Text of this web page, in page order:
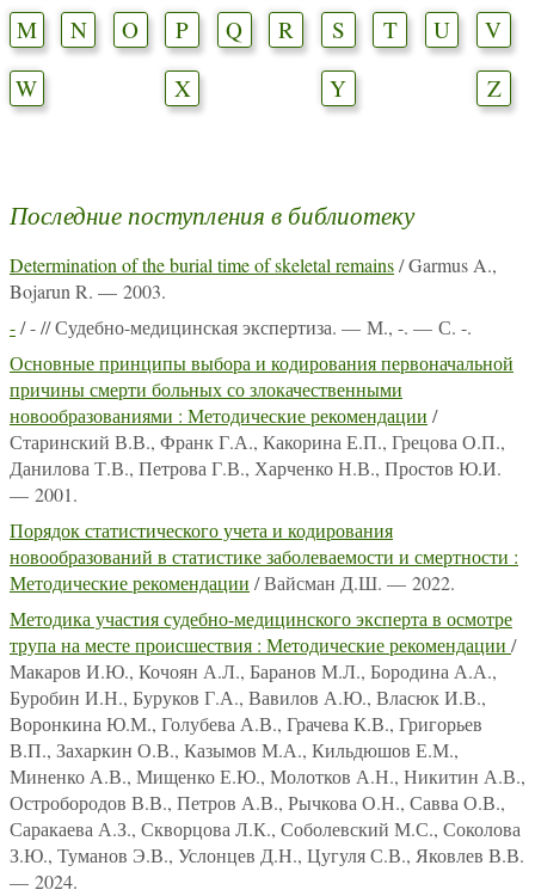
M
N O P Q R S T U
V
W
X Y Z
Последние поступления в библиотеку
Determination of the burial time of skeletal remains/ Garmus A.,
Bojarun R. — 2003.
-/ - // Судебно-медицинская экспертиза. — М., -. — С. -.
Основные принципы выбора и кодирования первоначальной
причины смерти больных со злокачественными
новообразованиями : Методические рекомендации /
Старинский В.В., Франк Г.А., Какорина Е.П., Грецова О.П.,
Данилова Т.В., Петрова Г.В., Харченко Н.В., Простов Ю.И.
— 2001.
Порядок статистического учета и кодирования
новообразований в статистике заболеваемости и смертности :
Методические рекомендации / Вайсман Д.Ш. — 2022.
Методика участия судебно-медицинского эксперта в осмотре
трупа на месте происшествия : Методические рекомендации /
Макаров И.Ю., Кочоян А.Л., Баранов М.Л., Бородина А.А.,
Буробин И.Н., Буруков Г.А., Вавилов А.Ю., Власюк И.В.,
Воронкина Ю.М., Голубева А.В., Грачева К.В., Григорьев
В.П., Захаркин О.В., Казымов М.А., Кильдюшов Е.М.,
Миненко А.В., Мищенко Е.Ю., Молотков А.Н., Никитин А.В.,
Остробородов В.В., Петров А.В., Рычкова О.Н., Савва О.В.,
Саракаева А.З., Скворцова Л.К., Соболевский М.С., Соколова
З.Ю., Туманов Э.В., Услонцев Д.Н., Цугуля С.В., Яковлев В.В.
— 2024.